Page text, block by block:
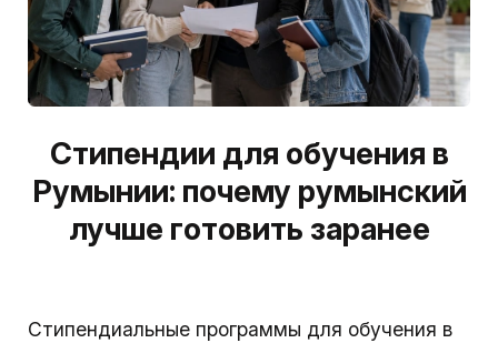
Стипендии для обучения в
Румынии: почему румынский
лучше готовить заранее
Стипендиальные программы для обучения в